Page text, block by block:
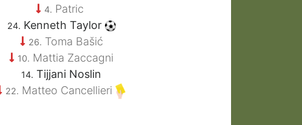
4. Patric
24. Kenneth Taylor
26. Toma Bašić
10. Mattia Zaccagni
14. Tijjani Noslin
22. Matteo Cancellieri